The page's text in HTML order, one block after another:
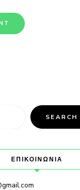
SEARCH
ΕΠΙΚΟΙΝΩΝΙΑ